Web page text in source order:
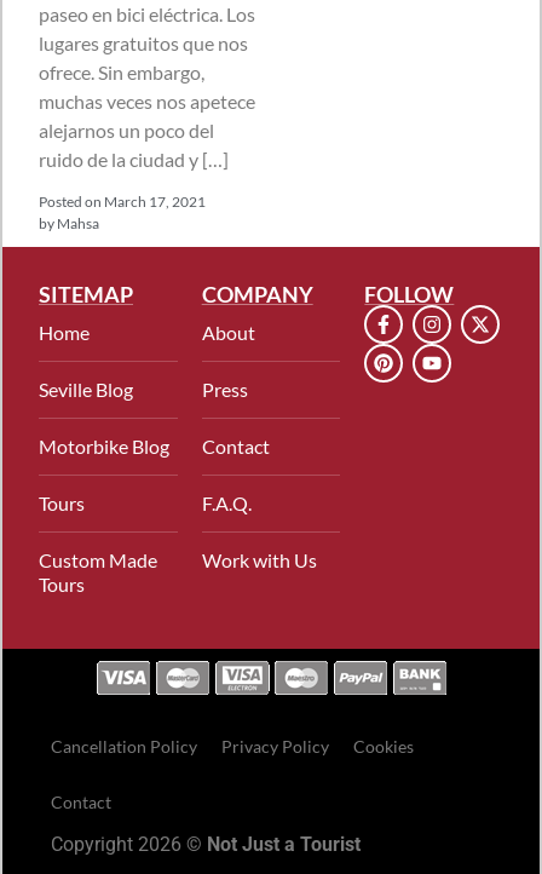
paseo en bici eléctrica. Los
lugares gratuitos que nos
ofrece. Sin embargo,
muchas veces nos apetece
alejarnos un poco del
ruido de la ciudad y […]
Posted on March 17, 2021
by Mahsa
SITEMAP
Home
Seville Blog
Motorbike Blog
Tours
Custom Made
Tours
COMPANY
About
Press
Contact
F.A.Q.
Work with Us
FOLLOW
Cancellation Policy Privacy Policy Cookies
Contact
Copyright 2026 © Not Just a Tourist